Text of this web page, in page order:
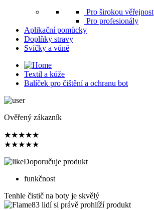
Pro širokou věřejnost
Pro profesionály
Aplikační pomůcky
Doplňky stravy
Svíčky a vůně
Textil a kůže
Balíček pro čištění a ochranu bot
Ověřený zákazník
★★★★★
★★★★★
Doporučuje produkt
funkčnost
Tenhle čistič na boty je skvělý
83 lidí si právě prohlíží produkt